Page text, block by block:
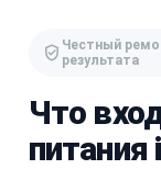
Честный
результата
Что
питания